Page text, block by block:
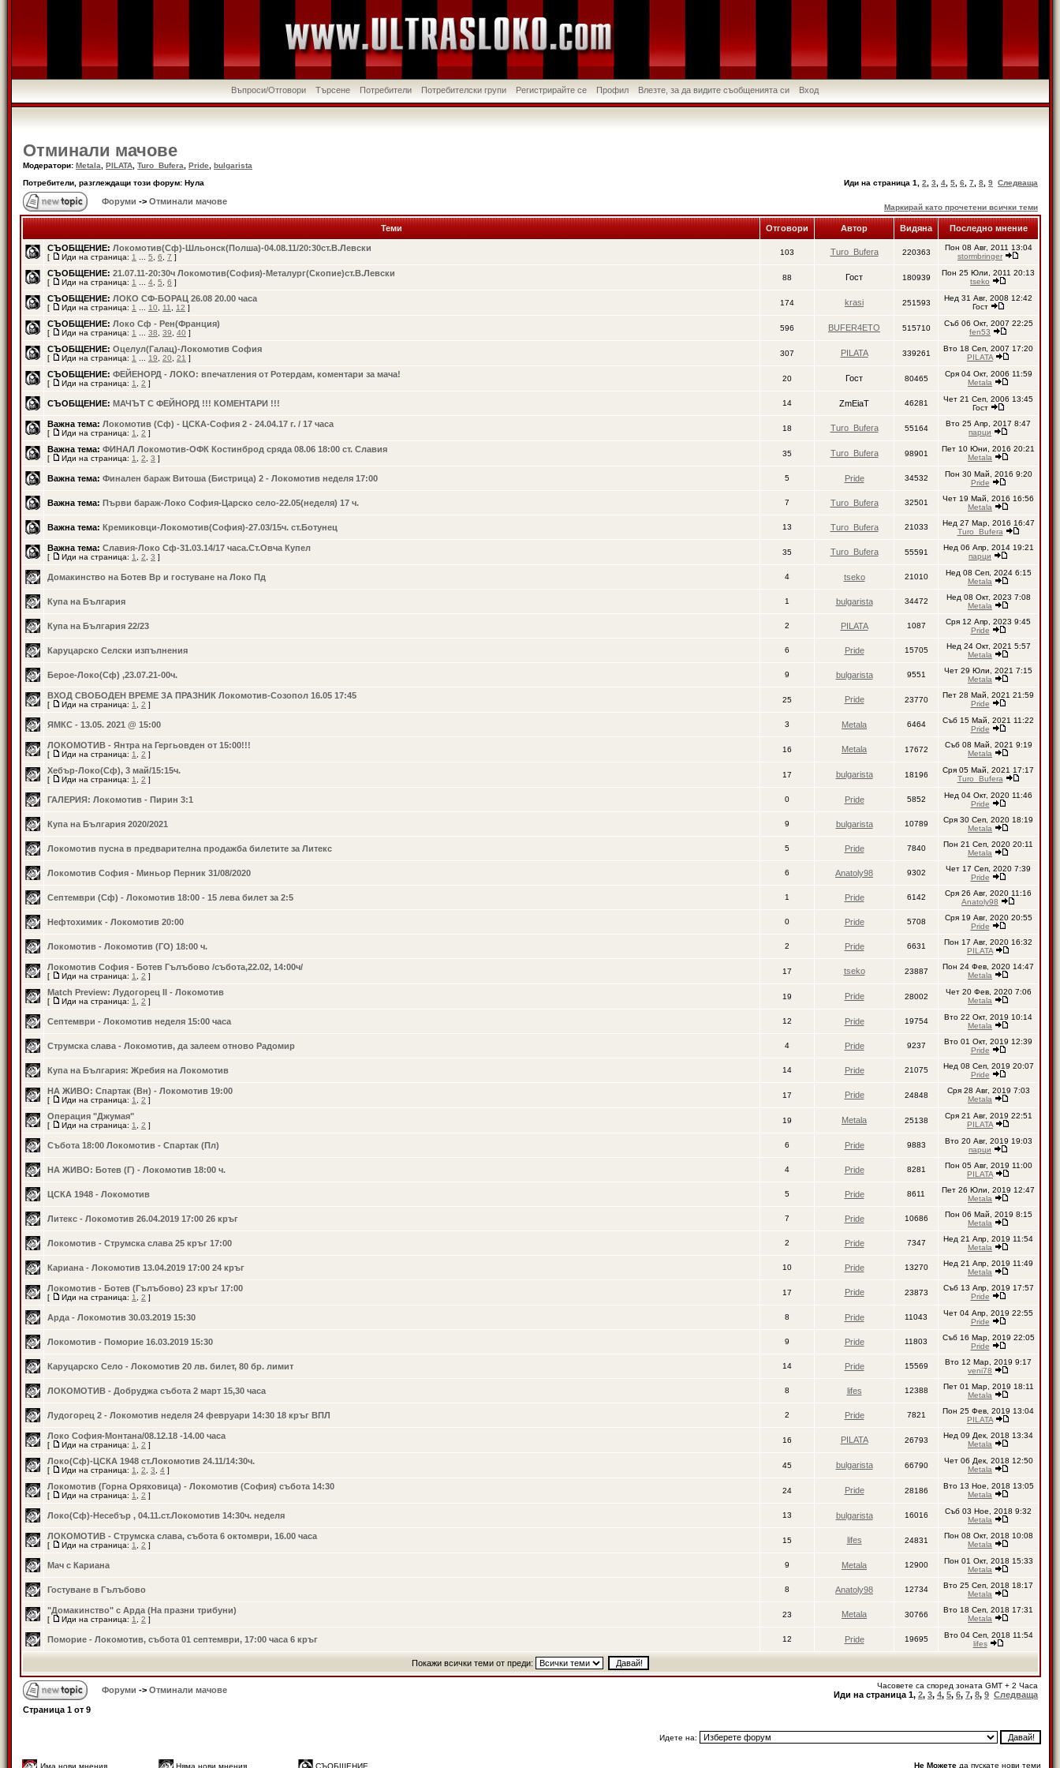
Въпроси/Отговори Търсене Потребители Потребителски групи Регистрирайте се Профил Влезте, за да видите съобщенията си Вход
Отминали мачове
Модератори: Metala PILATA Turo_Bufera Pride
bulgarista
Потребители, разглеждащи този форум: Нула
Иди на страница 1 2 3 4 5 6 7 8 9 Следваща
Форуми -> Отминали мачове
Маркирай като прочетени всички теми
Теми Отговори Автор Видяна Последно мнение
СЪОБЩЕНИЕ: Локомотив(Сф)-Шльонск(Полша)-04.08.11/20:30ст.В.Левски
[ Иди на страница: 1 5 6 7 ]
103 Turo_Bufera 220363
Пон 08 Авг, 2011 13:04
stormbringer
СЪОБЩЕНИЕ: 21.07.11-20:30ч Локомотив(София)-Металург(Скопие)ст.В.Левски
[ Иди на страница: 1 4 5 6 ]
88 Гост 180939
Пон 25 Юли, 2011 20:13
tseko
СЪОБЩЕНИЕ: ЛОКО СФ-БОРАЦ 26.08 20.00 часа
[ Иди на страница: 1 10 11 12 ]
174 krasi 251593
Нед 31 Авг, 2008 12:42
Гост
СЪОБЩЕНИЕ: Локо Сф - Рен(Франция)
[ Иди на страница: 1 38 39 40 ]
596 BUFER4ETO 515710
Съб 06 Окт, 2007 22:25
fen53
СЪОБЩЕНИЕ: Oцелул(Галац)-Локомотив София
[ Иди на страница: 1 19 20 21 ]
307 PILATA 339261
Вто 18 Сеп, 2007 17:20
PILATA
СЪОБЩЕНИЕ: ФЕЙЕНОРД - ЛОКО: впечатления от Ротердам, коментари за мача!
[ Иди на страница: 1 2 ]
20 Гост 80465
Сря 04 Окт, 2006 11:59
Metala
СЪОБЩЕНИЕ: МАЧЪТ С ФЕЙНОРД !!! КОМЕНТАРИ !!! 14 ZmEiaT 46281
Чет 21 Сеп, 2006 13:45
Гост
Важна тема: Локомотив (Сф) - ЦСКА-София 2 - 24.04.17 г. / 17 часа
[ Иди на страница: 1 2 ]
18 Turo_Bufera 55164
Вто 25 Апр, 2017 8:47
парци
Важна тема: ФИНАЛ Локомотив-ОФК Костинброд сряда 08.06 18:00 ст. Славия
[ Иди на страница: 1 2 3 ]
35 Turo_Bufera 98901
Пет 10 Юни, 2016 20:21
Metala
Важна тема: Финален бараж Витоша (Бистрица) 2 - Локомотив неделя 17:00 5 Pride 34532
Пон 30 Май, 2016 9:20
Pride
Важна тема: Първи бараж-Локо София-Царско село-22.05(неделя) 17 ч. 7 Turo_Bufera 32501
Чет 19 Май, 2016 16:56
Metala
Важна тема: Кремиковци-Локомотив(София)-27.03/15ч. ст.Ботунец 13 Turo_Bufera 21033
Нед 27 Мар, 2016 16:47
Turo_Bufera
Важна тема: Славия-Локо Сф-31.03.14/17 часа.Ст.Овча Купел
[ Иди на страница: 1 2 3 ]
35 Turo_Bufera 55591
Нед 06 Апр, 2014 19:21
парци
Домакинство на Ботев Вр и гостуване на Локо Пд 4 tseko 21010
Нед 08 Сеп, 2024 6:15
Metala
Купа на България 1 bulgarista 34472
Нед 08 Окт, 2023 7:08
Metala
Купа на България 22/23 2 PILATA 1087
Сря 12 Апр, 2023 9:45
Pride
Каруцарско Селски изпълнения 6 Pride 15705
Нед 24 Окт, 2021 5:57
Metala
Берое-Локо(Сф) ,23.07.21-00ч. 9 bulgarista 9551
Чет 29 Юли, 2021 7:15
Metala
ВХОД СВОБОДЕН ВРЕМЕ ЗА ПРАЗНИК Локомотив-Созопол 16.05 17:45
[ Иди на страница: 1 2 ]
25 Pride 23770
Пет 28 Май, 2021 21:59
Pride
ЯМКС - 13.05. 2021 @ 15:00 3 Metala 6464
Съб 15 Май, 2021 11:22
Pride
ЛОКОМОТИВ - Янтра на Гергьовден от 15:00!!!
[ Иди на страница: 1 2 ]
16 Metala 17672
Съб 08 Май, 2021 9:19
Metala
Хебър-Локо(Сф), 3 май/15:15ч.
[ Иди на страница: 1 2 ]
17 bulgarista 18196
Сря 05 Май, 2021 17:17
Turo_Bufera
ГАЛЕРИЯ: Локомотив - Пирин 3:1 0 Pride 5852
Нед 04 Окт, 2020 11:46
Pride
Купа на България 2020/2021 9 bulgarista 10789
Сря 30 Сеп, 2020 18:19
Metala
Локомотив пусна в предварителна продажба билетите за Литекс 5 Pride 7840
Пон 21 Сеп, 2020 20:11
Metala
Локомотив София - Миньор Перник 31/08/2020 6 Anatoly98 9302
Чет 17 Сеп, 2020 7:39
Pride
Септември (Сф) - Локомотив 18:00 - 15 лева билет за 2:5 1 Pride 6142
Сря 26 Авг, 2020 11:16
Anatoly98
Нефтохимик - Локомотив 20:00 0 Pride 5708
Сря 19 Авг, 2020 20:55
Pride
Локомотив - Локомотив (ГО) 18:00 ч. 2 Pride 6631
Пон 17 Авг, 2020 16:32
PILATA
Локомотив София - Ботев Гълъбово /събота,22.02, 14:00ч/
[ Иди на страница: 1 2 ]
17 tseko 23887
Пон 24 Фев, 2020 14:47
Metala
Match Preview: Лудогорец II - Локомотив
[ Иди на страница: 1 2 ]
19 Pride 28002
Чет 20 Фев, 2020 7:06
Metala
Септември - Локомотив неделя 15:00 часа 12 Pride 19754
Вто 22 Окт, 2019 10:14
Metala
Струмска слава - Локомотив, да залеем отново Радомир 4 Pride 9237
Вто 01 Окт, 2019 12:39
Pride
Купа на България: Жребия на Локомотив 14 Pride 21075
Нед 08 Сеп, 2019 20:07
Pride
НА ЖИВО: Спартак (Вн) - Локомотив 19:00
[ Иди на страница: 1 2 ]
17 Pride 24848
Сря 28 Авг, 2019 7:03
Metala
Операция "Джумая"
[ Иди на страница: 1 2 ]
19 Metala 25138
Сря 21 Авг, 2019 22:51
PILATA
Събота 18:00 Локомотив - Спартак (Пл) 6 Pride 9883
Вто 20 Авг, 2019 19:03
парци
НА ЖИВО: Ботев (Г) - Локомотив 18:00 ч. 4 Pride 8281
Пон 05 Авг, 2019 11:00
PILATA
ЦСКА 1948 - Локомотив 5 Pride 8611
Пет 26 Юли, 2019 12:47
Metala
Литекс - Локомотив 26.04.2019 17:00 26 кръг 7 Pride 10686
Пон 06 Май, 2019 8:15
Metala
Локомотив - Струмска слава 25 кръг 17:00 2 Pride 7347
Нед 21 Апр, 2019 11:54
Metala
Кариана - Локомотив 13.04.2019 17:00 24 кръг 10 Pride 13270
Нед 21 Апр, 2019 11:49
Metala
Локомотив - Ботев (Гълъбово) 23 кръг 17:00
[ Иди на страница: 1 2 ]
17 Pride 23873
Съб 13 Апр, 2019 17:57
Pride
Арда - Локомотив 30.03.2019 15:30 8 Pride 11043
Чет 04 Апр, 2019 22:55
Pride
Локомотив - Поморие 16.03.2019 15:30 9 Pride 11803
Съб 16 Мар, 2019 22:05
Pride
Каруцарско Село - Локомотив 20 лв. билет, 80 бр. лимит 14 Pride 15569
Вто 12 Мар, 2019 9:17
veni78
ЛОКОМОТИВ - Добруджа събота 2 март 15,30 часа 8 lifes 12388
Пет 01 Мар, 2019 18:11
Metala
Лудогорец 2 - Локомотив неделя 24 февруари 14:30 18 кръг ВПЛ 2 Pride 7821
Пон 25 Фев, 2019 13:04
PILATA
Локо София-Монтана/08.12.18 -14.00 часа
[ Иди на страница: 1 2 ]
16 PILATA 26793
Нед 09 Дек, 2018 13:34
Metala
Локо(Сф)-ЦСКА 1948 ст.Локомотив 24.11/14:30ч.
[ Иди на страница: 1 2 3 4 ]
45 bulgarista 66790
Чет 06 Дек, 2018 12:50
Metala
Локомотив (Горна Оряховица) - Локомотив (София) събота 14:30
[ Иди на страница: 1 2 ]
24 Pride 28186
Вто 13 Ное, 2018 13:05
Metala
Локо(Сф)-Несебър , 04.11.ст.Локомотив 14:30ч. неделя 13 bulgarista 16016
Съб 03 Ное, 2018 9:32
Metala
ЛОКОМОТИВ - Струмска слава, събота 6 октомври, 16.00 часа
[ Иди на страница: 1 2 ]
15 lifes 24831
Пон 08 Окт, 2018 10:08
Metala
Мач с Кариана 9 Metala 12900
Пон 01 Окт, 2018 15:33
Metala
Гостуване в Гълъбово 8 Anatoly98 12734
Вто 25 Сеп, 2018 18:17
Metala
"Домакинство" с Арда (На празни трибуни)
[ Иди на страница: 1 2 ]
23 Metala 30766
Вто 18 Сеп, 2018 17:31
Metala
Поморие - Локомотив, събота 01 септември, 17:00 часа 6 кръг 12 Pride 19695
Вто 04 Сеп, 2018 11:54
lifes
Покажи всички теми от преди:
Форуми -> Отминали мачове Часовете са според зоната GMT + 2 Часа
Иди на страница 1, 2, 3, 4, 5, 6, 7, 8, 9 Следваща
Страница 1 от 9
Идете на:
Има нови мнения Няма нови мнения СЪОБЩЕНИЕ Не Можете да пускате нови теми